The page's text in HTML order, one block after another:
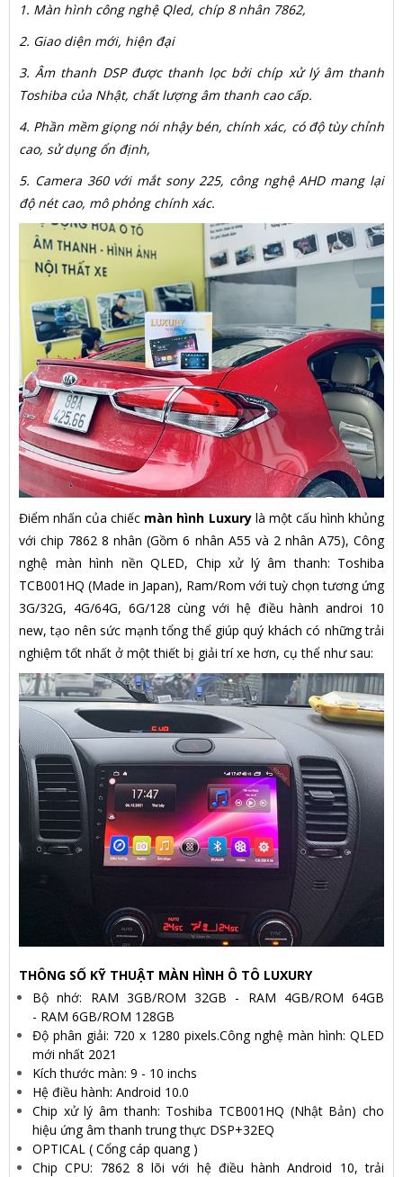
1. Màn hình công nghệ Qled, chíp 8 nhân 7862,
2. Giao diện mới, hiện đại
3. Âm thanh DSP được thanh lọc bởi chíp xử lý âm thanh
Toshiba của Nhật, chất lượng âm thanh cao cấp.
4. Phần mềm giọng nói nhậy bén, chính xác, có độ tùy chỉnh
cao, sử dụng ổn định,
5. Camera 360 với mắt sony 225, công nghệ AHD mang lại
độ nét cao, mô phỏng chính xác.
Điểm nhấn của chiếc màn hình Luxurylà một cấu hình khủng
với chip 7862 8 nhân (Gồm 6 nhân A55 và 2 nhân A75), Công
nghệ màn hình nền QLED, Chip xử lý âm thanh: Toshiba
TCB001HQ (Made in Japan), Ram/Rom với tuỳ chọn tương ứng
3G/32G, 4G/64G, 6G/128 cùng với hệ điều hành androi 10
new, tạo nên sức mạnh tổng thể giúp quý khách có những trải
nghiệm tốt nhất ở một thiết bị giải trí xe hơn, cụ thể như sau:
THÔNG SỐ KỸ THUẬT MÀN HÌNH Ô TÔ LUXURY
Bộ nhớ: RAM 3GB/ROM 32GB - RAM 4GB/ROM 64GB
- RAM 6GB/ROM 128GB
Độ phân giải: 720 x 1280 pixels.Công nghệ màn hình: QLED
mới nhất 2021
Kích thước màn: 9 - 10 inchs
Hệ điều hành: Android 10.0
Chip xử lý âm thanh: Toshiba TCB001HQ (Nhật Bản) cho
hiệu ứng âm thanh trung thực DSP+32EQ
OPTICAL ( Cổng cáp quang )
Chip CPU: 7862 8 lõi với hệ điều hành Android 10, trải